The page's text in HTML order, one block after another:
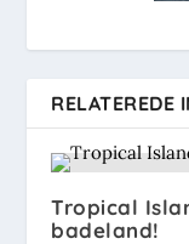
RELATEREDE
Tropical
badeland!